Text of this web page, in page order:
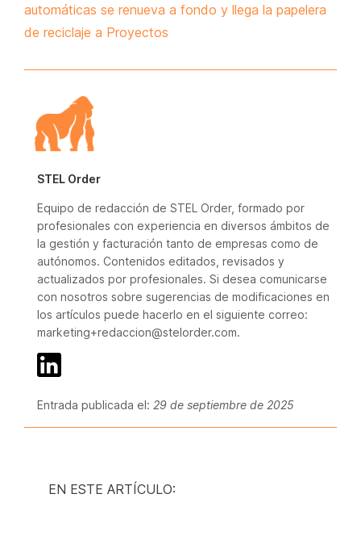
automáticas se renueva a fondo y llega la papelera
de reciclaje a Proyectos
STEL Order
Equipo de redacción de STEL Order, formado por
profesionales con experiencia en diversos ámbitos de
la gestión y facturación tanto de empresas como de
autónomos. Contenidos editados, revisados y
actualizados por profesionales. Si desea comunicarse
con nosotros sobre sugerencias de modificaciones en
los artículos puede hacerlo en el siguiente correo:
marketing+redaccion@stelorder.com.
Entrada publicada el: 29 de septiembre de 2025
EN ESTE ARTÍCULO: